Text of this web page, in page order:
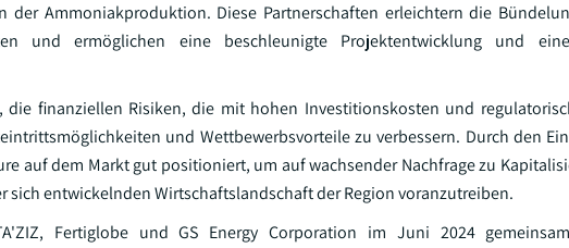
der Ammoniakproduktion. Diese Partnerschaften erleichtern die
und ermöglichen eine beschleunigte Projektentwicklung und
die finanziellen Risiken, die mit hohen Investitionskosten und
und Wettbewerbsvorteile zu verbessern. Durch den
auf dem Markt gut positioniert, um auf wachsender Nachfrage zu
sich entwickelnden Wirtschaftslandschaft der Region voranzutreiben.
Fertiglobe und GS Energy Corporation im Juni 2024